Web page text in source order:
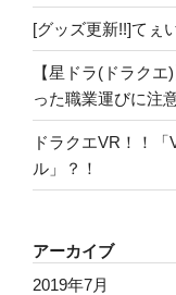
[グッズ更新!!]てぇ
【星ドラ(ドラク
った職業運びに注意
ドラクエVR！！
ル」？！
アーカイブ
2019年7月